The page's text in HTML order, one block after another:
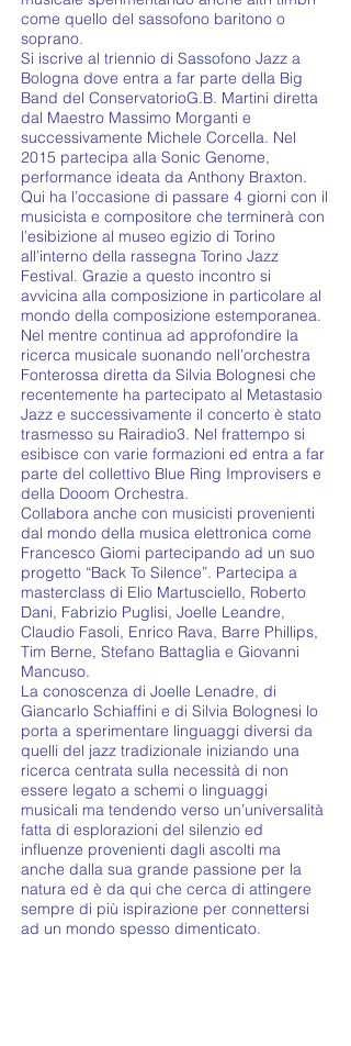
come quello del sassofono baritono o
soprano.
Si iscrive al triennio di Sassofono Jazz a
Bologna dove entra a far parte della Big
Band del ConservatorioG.B. Martini diretta
dal Maestro Massimo Morganti e
successivamente Michele Corcella. Nel
2015 partecipa alla Sonic Genome,
performance ideata da Anthony Braxton.
Qui ha l’occasione di passare 4 giorni con il
musicista e compositore che terminerà con
l’esibizione al museo egizio di Torino
all’interno della rassegna Torino Jazz
Festival. Grazie a questo incontro si
avvicina alla composizione in particolare al
mondo della composizione estemporanea.
Nel mentre continua ad approfondire la
ricerca musicale suonando nell’orchestra
Fonterossa diretta da Silvia Bolognesi che
recentemente ha partecipato al Metastasio
Jazz e successivamente il concerto è stato
trasmesso su Rairadio3. Nel frattempo si
esibisce con varie formazioni ed entra a far
parte del collettivo Blue Ring Improvisers e
della Dooom Orchestra.
Collabora anche con musicisti provenienti
dal mondo della musica elettronica come
Francesco Giomi partecipando ad un suo
progetto “Back To Silence”. Partecipa a
masterclass di Elio Martusciello, Roberto
Dani, Fabrizio Puglisi, Joelle Leandre,
Claudio Fasoli, Enrico Rava, Barre Phillips,
Tim Berne, Stefano Battaglia e Giovanni
Mancuso.
La conoscenza di Joelle Lenadre, di
Giancarlo Schiaffini e di Silvia Bolognesi lo
porta a sperimentare linguaggi diversi da
quelli del jazz tradizionale iniziando una
ricerca centrata sulla necessità di non
essere legato a schemi o linguaggi
musicali ma tendendo verso un’universalità
fatta di esplorazioni del silenzio ed
influenze provenienti dagli ascolti ma
anche dalla sua grande passione per la
natura ed è da qui che cerca di attingere
sempre di più ispirazione per connettersi
ad un mondo spesso dimenticato.